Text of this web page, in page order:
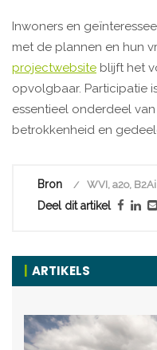
Inwoners en
met de plannen en hun
projectwebsite blijft het
opvolgbaar. Participatie
essentieel onderdeel
betrokkenheid en
Bron WVI, a2o,
Deel dit artikel
ARTIKELS